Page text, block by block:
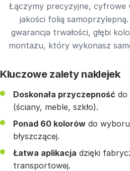
Łączymy precyzyjne, cyfrowe
jakości folią
gwarancja trwałości, głębi
montażu, który wykonasz
Kluczowe zalety naklejek
Doskonała przyczepność do
(ściany, meble, szkło).
Ponad 60 kolorów do
błyszczącej.
Łatwa aplikacja dzięki
transportowej.